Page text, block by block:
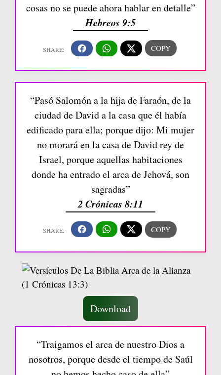
cosas no se puede ahora hablar en detalle”
Hebreos 9:5
“Pasó Salomón a la hija de Faraón, de la
ciudad de David a la casa que él había
edificado para ella; porque dijo: Mi mujer
no morará en la casa de David rey de
Israel, porque aquellas habitaciones
donde ha entrado el arca de Jehová, son
sagradas”
2 Crónicas 8:11
Download
“Traigamos el arca de nuestro Dios a
nosotros, porque desde el tiempo de Saúl